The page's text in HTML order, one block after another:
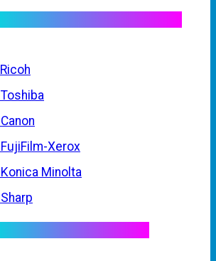
Ricoh
Toshiba
Canon
FujiFilm-Xerox
Konica Minolta
Sharp